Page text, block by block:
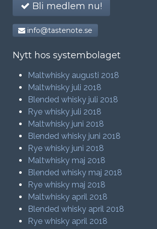
Bli medlem nu!
info@tastenote.se
Nytt hos systembolaget
Maltwhisky augusti 2018
Maltwhisky juli 2018
Blended whisky juli 2018
Rye whisky juli 2018
Maltwhisky juni 2018
Blended whisky juni 2018
Rye whisky juni 2018
Maltwhisky maj 2018
Blended whisky maj 2018
Rye whisky maj 2018
Maltwhisky april 2018
Blended whisky april 2018
Rye whisky april 2018